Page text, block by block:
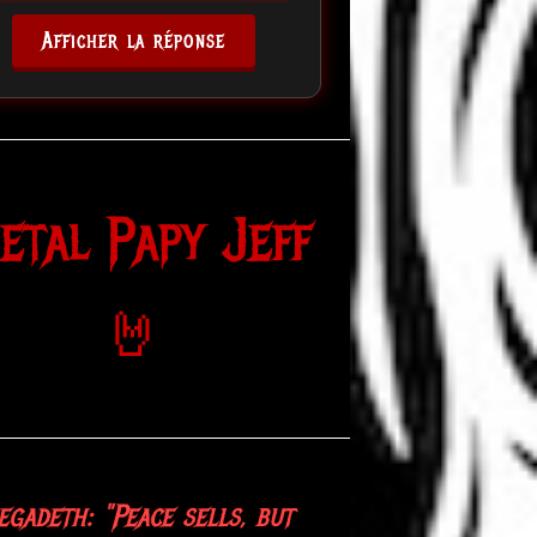
Afficher la réponse
Papy Jeff
🤘
"Peace sells, but